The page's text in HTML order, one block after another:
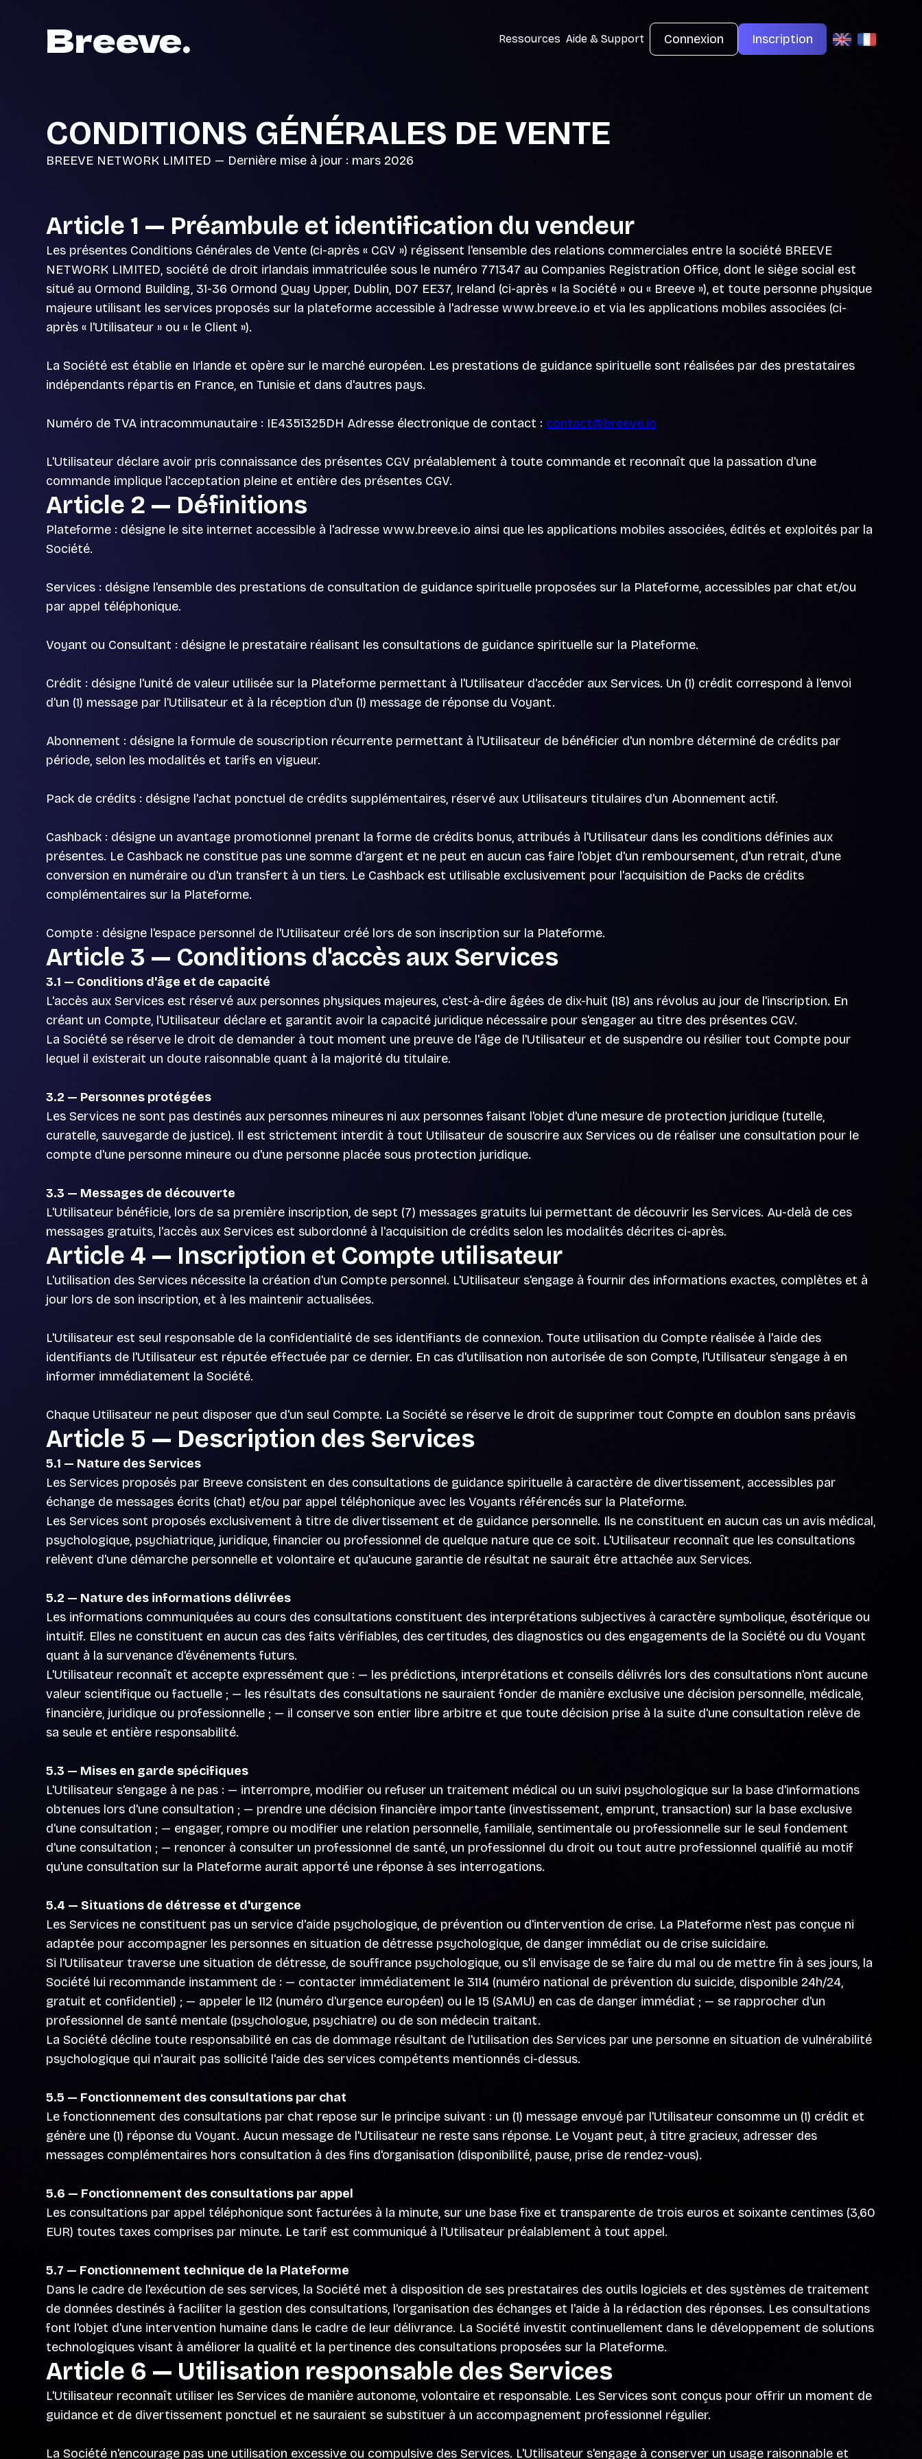
Ressources Aide & Support Connexion Inscription
CONDITIONS GÉNÉRALES DE VENTE
BREEVE NETWORK LIMITED — Dernière mise à jour : mars 2026
Article 1 — Préambule et identification du vendeur
Les présentes Conditions Générales de Vente (ci-après « CGV ») régissent l'ensemble des relations commerciales entre la société BREEVE
NETWORK LIMITED, société de droit irlandais immatriculée sous le numéro 771347 au Companies Registration Office, dont le siège social est
situé au Ormond Building, 31-36 Ormond Quay Upper, Dublin, D07 EE37, Ireland (ci-après « la Société » ou « Breeve »), et toute personne physique
majeure utilisant les services proposés sur la plateforme accessible à l'adresse www.breeve.io et via les applications mobiles associées (ci-
après « l'Utilisateur » ou « le Client »).
La Société est établie en Irlande et opère sur le marché européen. Les prestations de guidance spirituelle sont réalisées par des prestataires
indépendants répartis en France, en Tunisie et dans d'autres pays.
Numéro de TVA intracommunautaire : IE4351325DH Adresse électronique de contact : contact@breeve.io
L'Utilisateur déclare avoir pris connaissance des présentes CGV préalablement à toute commande et reconnaît que la passation d'une
commande implique l'acceptation pleine et entière des présentes CGV.
Article 2 — Définitions
Plateforme : désigne le site internet accessible à l'adresse www.breeve.io ainsi que les applications mobiles associées, édités et exploités par la
Société.
Services : désigne l'ensemble des prestations de consultation de guidance spirituelle proposées sur la Plateforme, accessibles par chat et/ou
par appel téléphonique.
Voyant ou Consultant : désigne le prestataire réalisant les consultations de guidance spirituelle sur la Plateforme.
Crédit : désigne l'unité de valeur utilisée sur la Plateforme permettant à l'Utilisateur d'accéder aux Services. Un (1) crédit correspond à l'envoi
d'un (1) message par l'Utilisateur et à la réception d'un (1) message de réponse du Voyant.
Abonnement : désigne la formule de souscription récurrente permettant à l'Utilisateur de bénéficier d'un nombre déterminé de crédits par
période, selon les modalités et tarifs en vigueur.
Pack de crédits : désigne l'achat ponctuel de crédits supplémentaires, réservé aux Utilisateurs titulaires d'un Abonnement actif.
Cashback : désigne un avantage promotionnel prenant la forme de crédits bonus, attribués à l'Utilisateur dans les conditions définies aux
présentes. Le Cashback ne constitue pas une somme d'argent et ne peut en aucun cas faire l'objet d'un remboursement, d'un retrait, d'une
conversion en numéraire ou d'un transfert à un tiers. Le Cashback est utilisable exclusivement pour l'acquisition de Packs de crédits
complémentaires sur la Plateforme.
Compte : désigne l'espace personnel de l'Utilisateur créé lors de son inscription sur la Plateforme.
Article 3 — Conditions d'accès aux Services
3.1 — Conditions d'âge et de capacité
L'accès aux Services est réservé aux personnes physiques majeures, c'est-à-dire âgées de dix-huit (18) ans révolus au jour de l'inscription. En
créant un Compte, l'Utilisateur déclare et garantit avoir la capacité juridique nécessaire pour s'engager au titre des présentes CGV.
La Société se réserve le droit de demander à tout moment une preuve de l'âge de l'Utilisateur et de suspendre ou résilier tout Compte pour
lequel il existerait un doute raisonnable quant à la majorité du titulaire.
3.2 — Personnes protégées
Les Services ne sont pas destinés aux personnes mineures ni aux personnes faisant l'objet d'une mesure de protection juridique (tutelle,
curatelle, sauvegarde de justice). Il est strictement interdit à tout Utilisateur de souscrire aux Services ou de réaliser une consultation pour le
compte d'une personne mineure ou d'une personne placée sous protection juridique.
3.3 — Messages de découverte
L'Utilisateur bénéficie, lors de sa première inscription, de sept (7) messages gratuits lui permettant de découvrir les Services. Au-delà de ces
messages gratuits, l'accès aux Services est subordonné à l'acquisition de crédits selon les modalités décrites ci-après.
Article 4 — Inscription et Compte utilisateur
L'utilisation des Services nécessite la création d'un Compte personnel. L'Utilisateur s'engage à fournir des informations exactes, complètes et à
jour lors de son inscription, et à les maintenir actualisées.
L'Utilisateur est seul responsable de la confidentialité de ses identifiants de connexion. Toute utilisation du Compte réalisée à l'aide des
identifiants de l'Utilisateur est réputée effectuée par ce dernier. En cas d'utilisation non autorisée de son Compte, l'Utilisateur s'engage à en
informer immédiatement la Société.
Chaque Utilisateur ne peut disposer que d'un seul Compte. La Société se réserve le droit de supprimer tout Compte en doublon sans préavis
Article 5 — Description des Services
5.1 — Nature des Services
Les Services proposés par Breeve consistent en des consultations de guidance spirituelle à caractère de divertissement, accessibles par
échange de messages écrits (chat) et/ou par appel téléphonique avec les Voyants référencés sur la Plateforme.
Les Services sont proposés exclusivement à titre de divertissement et de guidance personnelle. Ils ne constituent en aucun cas un avis médical,
psychologique, psychiatrique, juridique, financier ou professionnel de quelque nature que ce soit. L'Utilisateur reconnaît que les consultations
relèvent d'une démarche personnelle et volontaire et qu'aucune garantie de résultat ne saurait être attachée aux Services.
5.2 — Nature des informations délivrées
Les informations communiquées au cours des consultations constituent des interprétations subjectives à caractère symbolique, ésotérique ou
intuitif. Elles ne constituent en aucun cas des faits vérifiables, des certitudes, des diagnostics ou des engagements de la Société ou du Voyant
quant à la survenance d'événements futurs.
L'Utilisateur reconnaît et accepte expressément que : — les prédictions, interprétations et conseils délivrés lors des consultations n'ont aucune
valeur scientifique ou factuelle ; — les résultats des consultations ne sauraient fonder de manière exclusive une décision personnelle, médicale,
financière, juridique ou professionnelle ; — il conserve son entier libre arbitre et que toute décision prise à la suite d'une consultation relève de
sa seule et entière responsabilité.
5.3 — Mises en garde spécifiques
L'Utilisateur s'engage à ne pas : — interrompre, modifier ou refuser un traitement médical ou un suivi psychologique sur la base d'informations
obtenues lors d'une consultation ; — prendre une décision financière importante (investissement, emprunt, transaction) sur la base exclusive
d'une consultation ; — engager, rompre ou modifier une relation personnelle, familiale, sentimentale ou professionnelle sur le seul fondement
d'une consultation ; — renoncer à consulter un professionnel de santé, un professionnel du droit ou tout autre professionnel qualifié au motif
qu'une consultation sur la Plateforme aurait apporté une réponse à ses interrogations.
5.4 — Situations de détresse et d'urgence
Les Services ne constituent pas un service d'aide psychologique, de prévention ou d'intervention de crise. La Plateforme n'est pas conçue ni
adaptée pour accompagner les personnes en situation de détresse psychologique, de danger immédiat ou de crise suicidaire.
Si l'Utilisateur traverse une situation de détresse, de souffrance psychologique, ou s'il envisage de se faire du mal ou de mettre fin à ses jours, la
Société lui recommande instamment de : — contacter immédiatement le 3114 (numéro national de prévention du suicide, disponible 24h/24,
gratuit et confidentiel) ; — appeler le 112 (numéro d'urgence européen) ou le 15 (SAMU) en cas de danger immédiat ; — se rapprocher d'un
professionnel de santé mentale (psychologue, psychiatre) ou de son médecin traitant.
La Société décline toute responsabilité en cas de dommage résultant de l'utilisation des Services par une personne en situation de vulnérabilité
psychologique qui n'aurait pas sollicité l'aide des services compétents mentionnés ci-dessus.
5.5 — Fonctionnement des consultations par chat
Le fonctionnement des consultations par chat repose sur le principe suivant : un (1) message envoyé par l'Utilisateur consomme un (1) crédit et
génère une (1) réponse du Voyant. Aucun message de l'Utilisateur ne reste sans réponse. Le Voyant peut, à titre gracieux, adresser des
messages complémentaires hors consultation à des fins d'organisation (disponibilité, pause, prise de rendez-vous).
5.6 — Fonctionnement des consultations par appel
Les consultations par appel téléphonique sont facturées à la minute, sur une base fixe et transparente de trois euros et soixante centimes (3,60
EUR) toutes taxes comprises par minute. Le tarif est communiqué à l'Utilisateur préalablement à tout appel.
5.7 — Fonctionnement technique de la Plateforme
Dans le cadre de l'exécution de ses services, la Société met à disposition de ses prestataires des outils logiciels et des systèmes de traitement
de données destinés à faciliter la gestion des consultations, l'organisation des échanges et l'aide à la rédaction des réponses. Les consultations
font l'objet d'une intervention humaine dans le cadre de leur délivrance. La Société investit continuellement dans le développement de solutions
technologiques visant à améliorer la qualité et la pertinence des consultations proposées sur la Plateforme.
Article 6 — Utilisation responsable des Services
L'Utilisateur reconnaît utiliser les Services de manière autonome, volontaire et responsable. Les Services sont conçus pour offrir un moment de
guidance et de divertissement ponctuel et ne sauraient se substituer à un accompagnement professionnel régulier.
La Société n'encourage pas une utilisation excessive ou compulsive des Services. L'Utilisateur s'engage à conserver un usage raisonnable et